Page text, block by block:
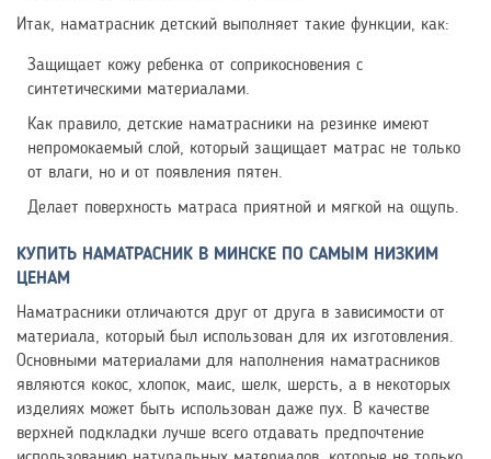
Итак, наматрасник детский выполняет такие функции, как:
Защищает кожу ребенка от соприкосновения с
синтетическими материалами.
Как правило, детские наматрасники на резинке имеют
непромокаемый слой, который защищает матрас не только
от влаги, но и от появления пятен.
Делает поверхность матраса приятной и мягкой на ощупь.
КУПИТЬ НАМАТРАСНИК В МИНСКЕ ПО САМЫМ НИЗКИМ
ЦЕНАМ
Наматрасники отличаются друг от друга в зависимости от
материала, который был использован для их изготовления.
Основными материалами для наполнения наматрасников
являются кокос, хлопок, маис, шелк, шерсть, а в некоторых
изделиях может быть использован даже пух. В качестве
верхней подкладки лучше всего отдавать предпочтение